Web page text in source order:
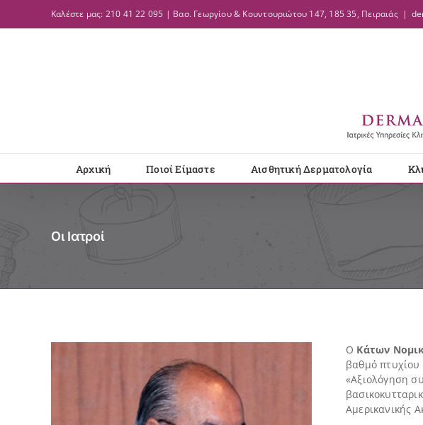
Καλέστε μας: 210 41 22 095 | Βασ. Γεωργίου & Κουντουριώτου 147, 185 35, Πειραιάς |
Αρχική Ποιοί Είμαστε Αισθητική Δερματολογία
Οι Ιατροί
Ο Κάτων
βαθμό πτυχίου
«Αξιολόγηση
Αμερικανικής